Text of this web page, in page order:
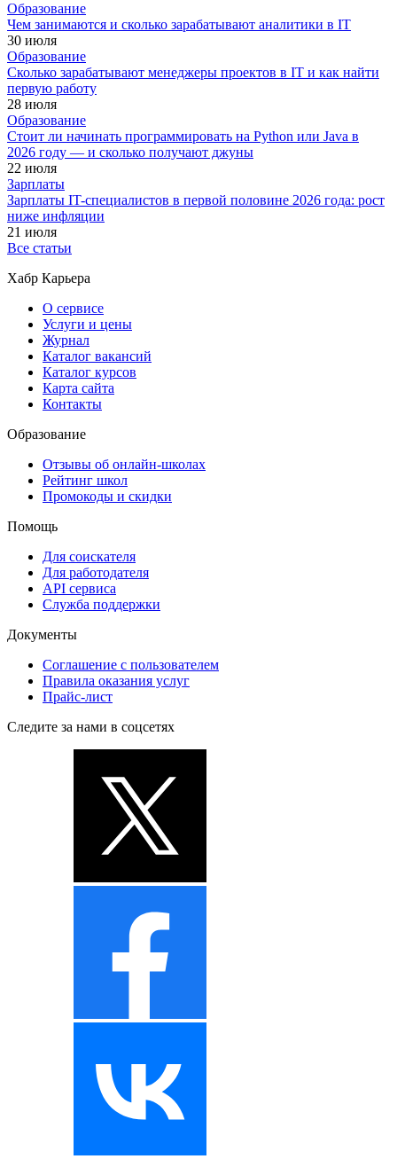
Образование
Чем занимаются и сколько зарабатывают аналитики в IT
30 июля
Образование
Сколько зарабатывают менеджеры проектов в IT и как найти
первую работу
28 июля
Образование
Стоит ли начинать программировать на Python или Java в
2026 году — и сколько получают джуны
22 июля
Зарплаты
Зарплаты IT-специалистов в первой половине 2026 года: рост
ниже инфляции
21 июля
Все статьи
Хабр Карьера
О сервисе
Услуги и цены
Журнал
Каталог вакансий
Каталог курсов
Карта сайта
Контакты
Образование
Отзывы об онлайн-школах
Рейтинг школ
Промокоды и скидки
Помощь
Для соискателя
Для работодателя
API сервиса
Служба поддержки
Документы
Соглашение с пользователем
Правила оказания услуг
Прайс-лист
Следите за нами в соцсетях